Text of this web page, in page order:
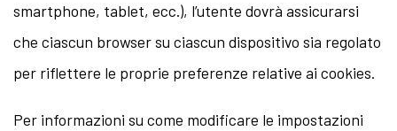
smartphone, tablet, ecc.), l’utente dovrà assicurarsi
che ciascun browser su ciascun dispositivo sia regolato
per riflettere le proprie preferenze relative ai cookies.
Per informazioni su come modificare le impostazioni